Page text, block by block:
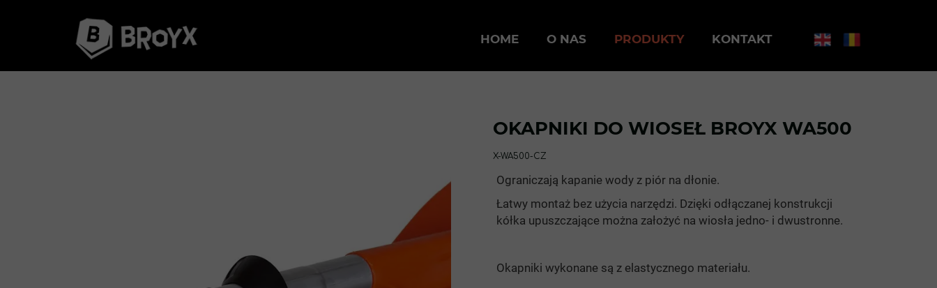
HOME O NAS PRODUKTY KONTAKT
X-WA500-CZ
OKAPNIKI DO WIOSEŁ BROYX WA500
Ograniczają kapanie wody z piór na dłonie.
Łatwy montaż bez użycia narzędzi. Dzięki odłączanej konstrukcji
kółka upuszczające można założyć na wiosła jedno- i dwustronne.
Okapniki wykonane są z elastycznego materiału.